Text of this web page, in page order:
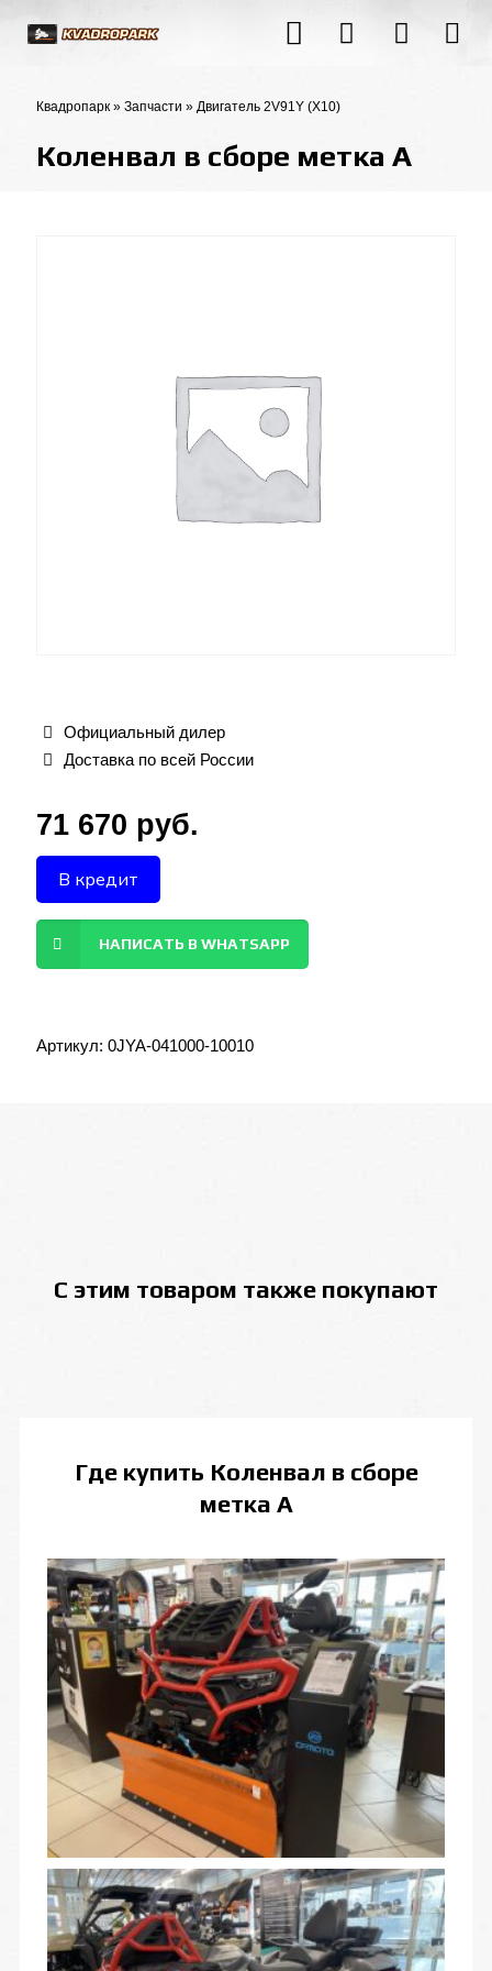
Квадропарк » Запчасти » Двигатель 2V91Y (X10)
Коленвал в сборе метка А
Официальный дилер
Доставка по всей России
71 670 руб.
В кредит
НАПИСАТЬ В WHATSAPP
Артикул: 0JYA-041000-10010
С этим товаром также покупают
Где купить Коленвал в сборе
метка А